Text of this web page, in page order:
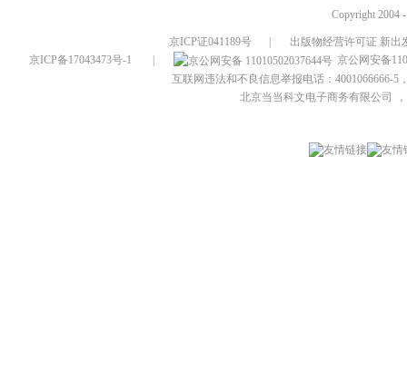
Copyright 2004
京ICP证041189号
出版物经营许可证 新出
京ICP备17043473号-1
京公网安备
互联网违法和不良信息举报电话：4001066666-5
北京当当科文电子商务有限公司